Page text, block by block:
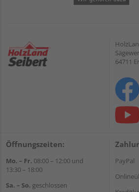
64711
Öffnungszeiten:
Mo. – Fr. 08:00 – 12:00 und
13:30 – 18:00
Sa. – So. geschlossen
PayPal